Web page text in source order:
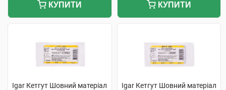
КУПИТИ КУПИТИ
Igar Кетгут Шовний матеріал
Igar Кетгут Шовний матеріал